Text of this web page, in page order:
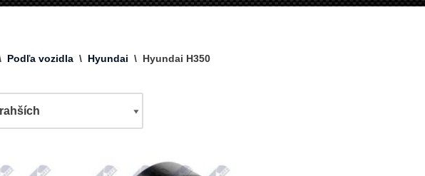
Podľa vozidla \ Hyundai \ Hyundai H350